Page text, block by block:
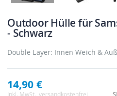
Outdoor Hülle für
- Schwarz
Double Layer: Innen Weich &
14,90 €
Inkl. MwSt. , versandkostenfrei